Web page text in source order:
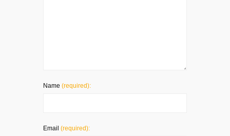
Name (required):
Email (required):